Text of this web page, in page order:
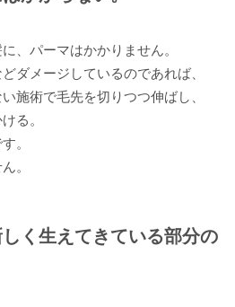
、パーマはかかりません。
ダメージしているのであれば、
施術で毛先を切りつつ伸ばし、
る。
。
。
く生えてきている部分の